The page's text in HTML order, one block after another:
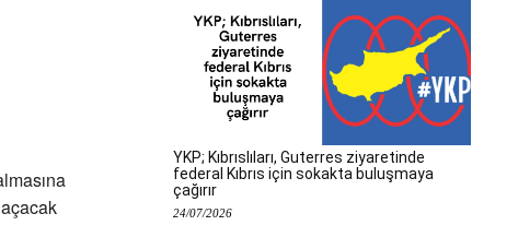
YKP; Kıbrıslıları, Guterres ziyaretinde
federal Kıbrıs için sokakta buluşmaya
çağırır
24/07/2026